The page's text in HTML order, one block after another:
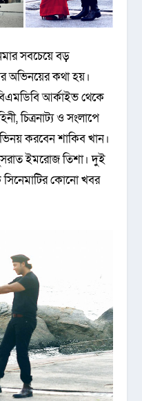
সবচেয়ে বড়
কথা হয়।
আর্কাইভ থেকে
চিত্রনাট্য ও সংলাপে
করবেন শাকিব খান।
ইমরোজ তিশা। দুই
সিনেমাটির কোনো খবর